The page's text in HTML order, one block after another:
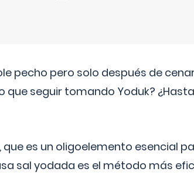
pecho pero solo después de
que seguir tomando Yoduk?
es un oligoelemento esencial
sal yodada es el método más